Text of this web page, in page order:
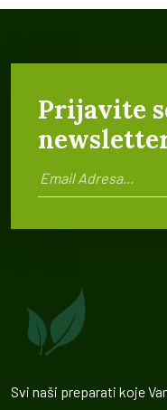
Prijavite
Svi naši preparati koje